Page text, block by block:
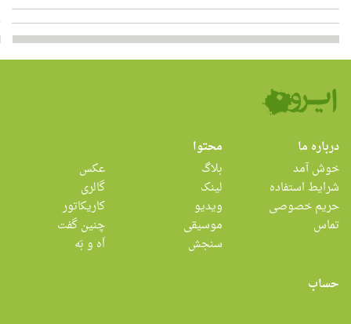
درباره ما
خوش آمد
شرایط استفاده
حریم خصوصی
تماس
محتوا
بلاگ
لینک
ویدیو
موسیقی
سنجش
عکس
گالری
کاریکاتور
چنین گفت
اَه و بَه
حساب